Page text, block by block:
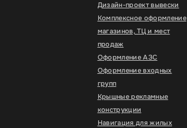
Дизайн-проект вывески
Комплексное оформление
магазинов, ТЦ и мест
продаж
Оформление АЗС
Оформление входных
групп
Крышные рекламные
конструкции
Навигация для жилых